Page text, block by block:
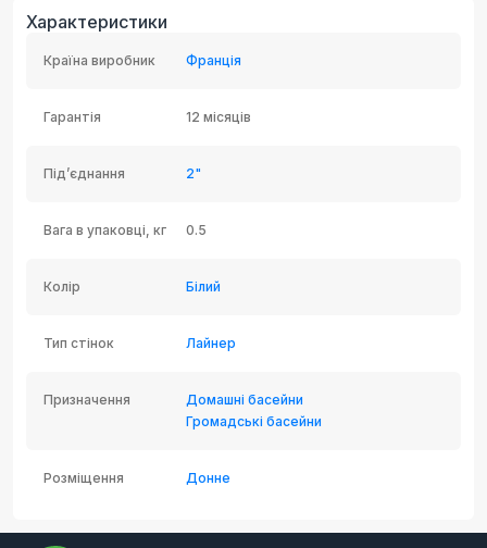
Характеристики
Країна виробник Франція
Гарантія 12 місяців
Під’єднання 2"
Вага в упаковці, кг 0.5
Колір Білий
Тип стінок Лайнер
Призначення
Домашні басейни
Громадські басейни
Розміщення Донне